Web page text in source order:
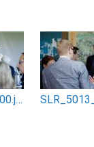
SLR_5001_800.jpg